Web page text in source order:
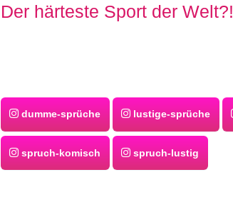
Der härteste Sport der Welt?!
dumme-sprüche lustige-sprüche
spruch-komisch spruch-lustig